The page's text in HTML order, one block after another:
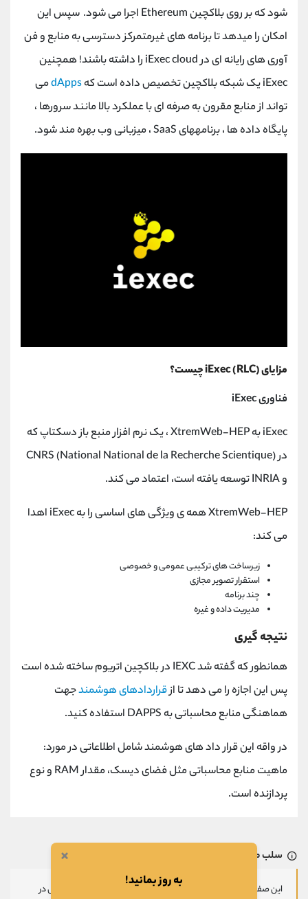
شود که بر روی بلاکچین Ethereum اجرا می شود. سپس این
امکان را میدهد تا برنامه های غیرمتمرکز دسترسی به منابع و فن
آوری های رایانه ای در iExec cloud را داشته باشند! همچنین
iExec یک شبکه بلاکچین تخصیص داده است که
dAppsمی
تواند از منابع مقرون به صرفه ای با عملکرد بالا مانند سرورها ،
پایگاه داده ها ، برنامههای SaaS ، میزبانی وب بهره مند شود.
مزایای iExec (RLC) چیست؟
فناوری iExec
iExec به XtremWeb-HEP ، یک نرم افزار منبع باز دسکتاپ که
در CNRS (National National de la Recherche Scientique)
و INRIA توسعه یافته است، اعتماد می کند.
XtremWeb-HEP همه ی ویژگی های اساسی را به iExec اهدا
می کند:
زیرساخت های ترکیبی عمومی و خصوصی
استقرار تصویر مجازی
چند برنامه
مدیریت داده و غیره
نتیجه گیری
همانطور که گفته شد IEXC در بلاکچین اتریوم ساخته شده است
پس این اجازه را می دهد تا ازقراردادهای هوشمندجهت
هماهنگی منابع محاسباتی به DAPPS استفاده کنید.
در واقه این قرار داد های هوشمند شامل اطلاعاتی در مورد:
ماهیت منابع محاسباتی مثل فضای دیسک، مقدار RAM و نوع
پردازنده است.
سلب مسئولیت
این صفحه صرفا جهت معرفی،تحلیل و اطلاعات قیمتی پروژه‌های فعال در
×
به روز بمانید!